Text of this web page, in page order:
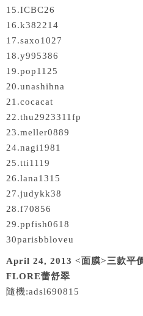
15.ICBC26
16.k382214
17.saxo1027
18.y995386
19.pop1125
20.unashihna
21.cocacat
22.thu2923311fp
23.meller0889
24.nagi1981
25.tti1119
26.lana1315
27.judykk38
28.f70856
29.ppfish0618
30parisbbloveu
April 24, 2013 <面膜>三款平
FLORE蕾舒翠
隨機:adsl690815